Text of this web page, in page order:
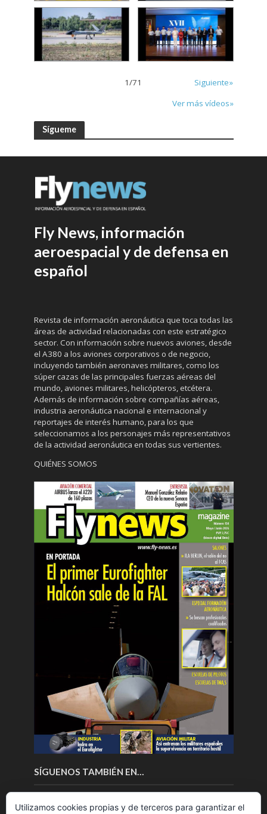
1/71
Siguiente»
Ver más vídeos»
Sígueme
Fly News, información
aeroespacial y de defensa en
español
Revista de información aeronáutica que toca todas las
áreas de actividad relacionadas con este estratégico
sector. Con información sobre nuevos aviones, desde
el A380 a los aviones corporativos o de negocio,
incluyendo también aeronaves militares, como los
súper cazas de las principales fuerzas aéreas del
mundo, aviones militares, helicópteros, etcétera.
Además de información sobre compañías aéreas,
industria aeronáutica nacional e internacional y
reportajes de interés humano, para los que
seleccionamos a los personajes más representativos
de la actividad aeronáutica en todas sus vertientes.
QUIÉNES SOMOS
SÍGUENOS TAMBIÉN EN…
Utilizamos cookies propias y de terceros para garantizar el